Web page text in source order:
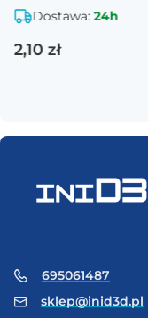
Dostawa:24h
2,10 zł
695061487
sklep@inid3d.pl